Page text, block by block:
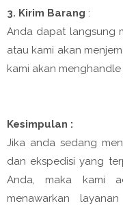
3. Kirim Barang :
Anda dapat langsung
atau kami akan
kami akan
Kesimpulan :
Jika anda sedang
dan ekspedisi yang
Anda, maka kami
menawarkan